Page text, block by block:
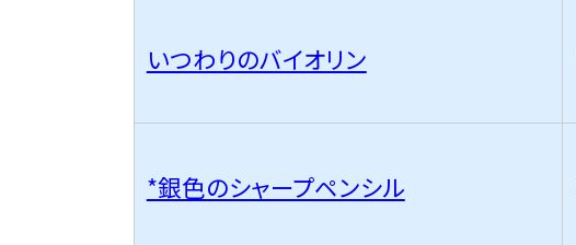
いつわりのバイオリン
*銀色のシャープペンシル